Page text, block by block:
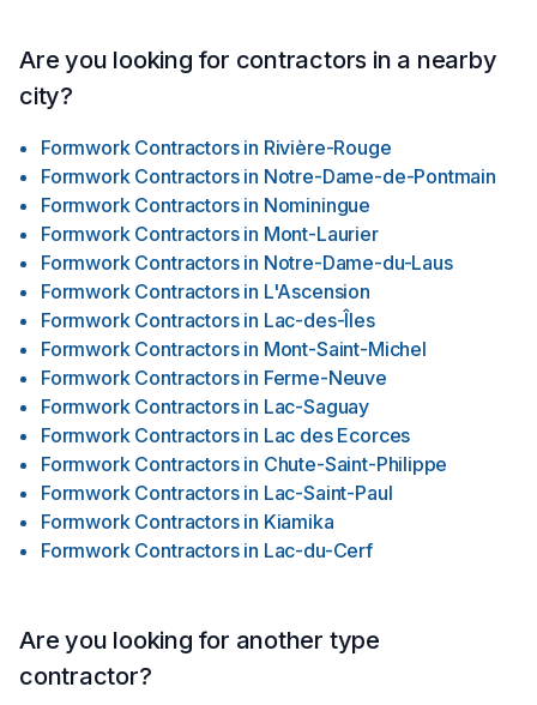
Are you looking for contractors in a nearby
city?
Formwork Contractors in Rivière-Rouge
Formwork Contractors in Notre-Dame-de-Pontmain
Formwork Contractors in Nominingue
Formwork Contractors in Mont-Laurier
Formwork Contractors in Notre-Dame-du-Laus
Formwork Contractors in L'Ascension
Formwork Contractors in Lac-des-Îles
Formwork Contractors in Mont-Saint-Michel
Formwork Contractors in Ferme-Neuve
Formwork Contractors in Lac-Saguay
Formwork Contractors in Lac des Ecorces
Formwork Contractors in Chute-Saint-Philippe
Formwork Contractors in Lac-Saint-Paul
Formwork Contractors in Kiamika
Formwork Contractors in Lac-du-Cerf
Are you looking for another type
contractor?